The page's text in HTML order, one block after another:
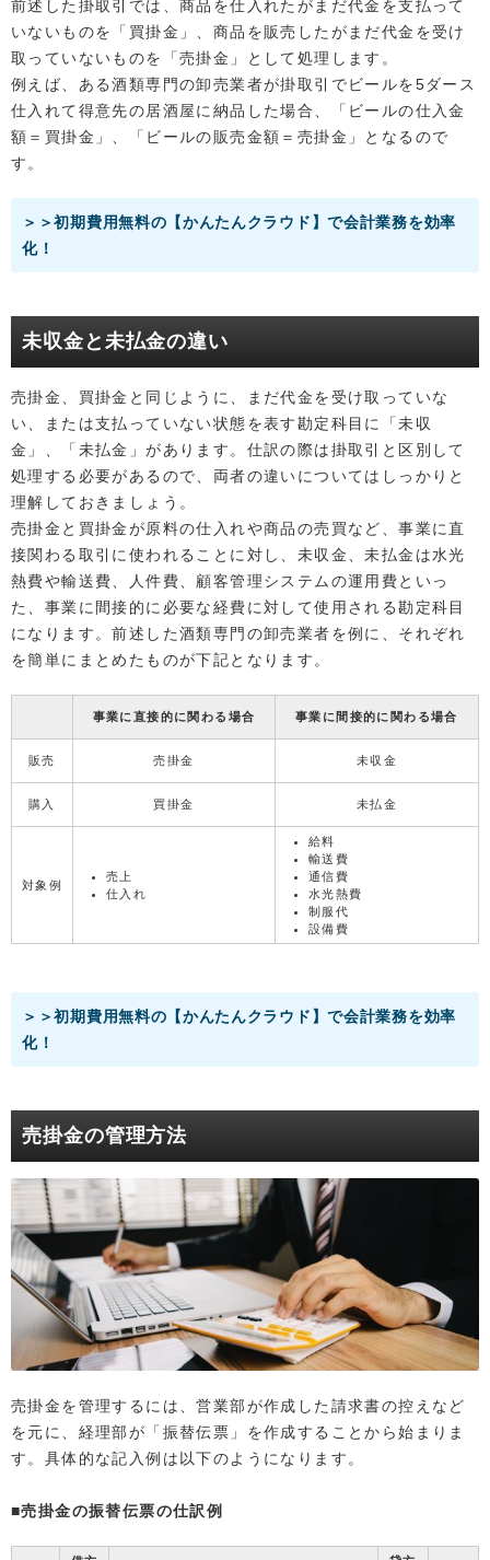
前述した掛取引では、商品を仕入れたがまだ代金を支払って
いないものを「買掛金」、商品を販売したがまだ代金を受け
取っていないものを「売掛金」として処理します。
例えば、ある酒類専門の卸売業者が掛取引でビールを5ダース
仕入れて得意先の居酒屋に納品した場合、「ビールの仕入金
額＝買掛金」、「ビールの販売金額＝売掛金」となるので
す。
＞＞初期費用無料の【かんたんクラウド】で会計業務を効率
化！
未収金と未払金の違い
売掛金、買掛金と同じように、まだ代金を受け取っていな
い、または支払っていない状態を表す勘定科目に「未収
金」、「未払金」があります。仕訳の際は掛取引と区別して
処理する必要があるので、両者の違いについてはしっかりと
理解しておきましょう。
売掛金と買掛金が原料の仕入れや商品の売買など、事業に直
接関わる取引に使われることに対し、未収金、未払金は水光
熱費や輸送費、人件費、顧客管理システムの運用費といっ
た、事業に間接的に必要な経費に対して使用される勘定科目
になります。前述した酒類専門の卸売業者を例に、それぞれ
を簡単にまとめたものが下記となります。
事業に直接的に関わる場合 事業に間接的に関わる場合
販売 売掛金 未収金
購入 買掛金 未払金
対象例
売上
仕入れ
給料
輸送費
通信費
水光熱費
制服代
設備費
＞＞初期費用無料の【かんたんクラウド】で会計業務を効率
化！
売掛金の管理方法
売掛金を管理するには、営業部が作成した請求書の控えなど
を元に、経理部が「振替伝票」を作成することから始まりま
す。具体的な記入例は以下のようになります。
■売掛金の振替伝票の仕訳例